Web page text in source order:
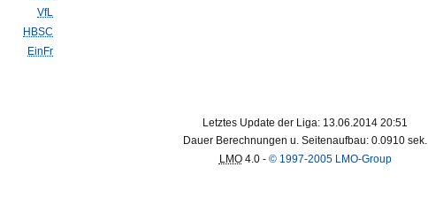
VfL
HBSC
EinFr
Letztes Update der Liga: 13.06.2014 20:51
Dauer Berechnungen u. Seitenaufbau: 0.0910 sek.
LMO4.0 - © 1997-2005 LMO-Group